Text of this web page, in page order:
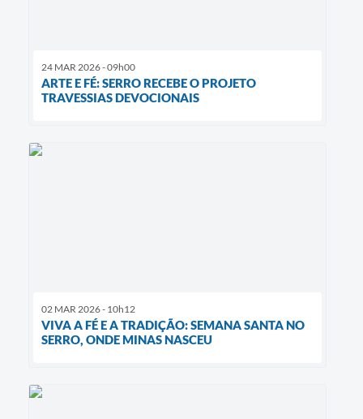
24 MAR 2026 - 09h00
​ARTE E FÉ: SERRO RECEBE O PROJETO
TRAVESSIAS DEVOCIONAIS
02 MAR 2026 - 10h12
VIVA A FÉ E A TRADIÇÃO: SEMANA SANTA NO
SERRO, ONDE MINAS NASCEU